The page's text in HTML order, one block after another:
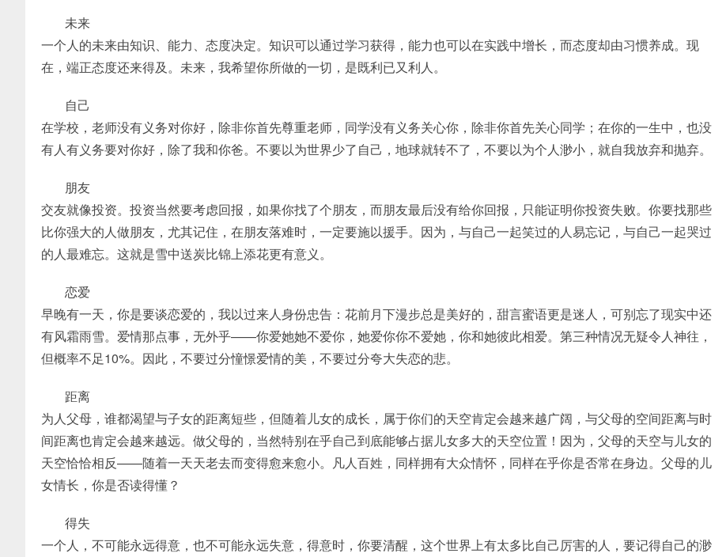
未来
一个人的未来由知识、能力、态度决定。知识可以通过学习获得，能力也可以在实践中增长，而态度却由习惯养成。现
在，端正态度还来得及。未来，我希望你所做的一切，是既利已又利人。
自己
在学校，老师没有义务对你好，除非你首先尊重老师，同学没有义务关心你，除非你首先关心同学；在你的一生中，也没
有人有义务要对你好，除了我和你爸。不要以为世界少了自己，地球就转不了，不要以为个人渺小，就自我放弃和抛弃。
朋友
交友就像投资。投资当然要考虑回报，如果你找了个朋友，而朋友最后没有给你回报，只能证明你投资失败。你要找那些
比你强大的人做朋友，尤其记住，在朋友落难时，一定要施以援手。因为，与自己一起笑过的人易忘记，与自己一起哭过
的人最难忘。这就是雪中送炭比锦上添花更有意义。
恋爱
早晚有一天，你是要谈恋爱的，我以过来人身份忠告：花前月下漫步总是美好的，甜言蜜语更是迷人，可别忘了现实中还
有风霜雨雪。爱情那点事，无外乎——你爱她她不爱你，她爱你你不爱她，你和她彼此相爱。第三种情况无疑令人神往，
但概率不足10%。因此，不要过分憧憬爱情的美，不要过分夸大失恋的悲。
距离
为人父母，谁都渴望与子女的距离短些，但随着儿女的成长，属于你们的天空肯定会越来越广阔，与父母的空间距离与时
间距离也肯定会越来越远。做父母的，当然特别在乎自己到底能够占据儿女多大的天空位置！因为，父母的天空与儿女的
天空恰恰相反——随着一天天老去而变得愈来愈小。凡人百姓，同样拥有大众情怀，同样在乎你是否常在身边。父母的儿
女情长，你是否读得懂？
得失
一个人，不可能永远得意，也不可能永远失意，得意时，你要清醒，这个世界上有太多比自己厉害的人，要记得自己的渺